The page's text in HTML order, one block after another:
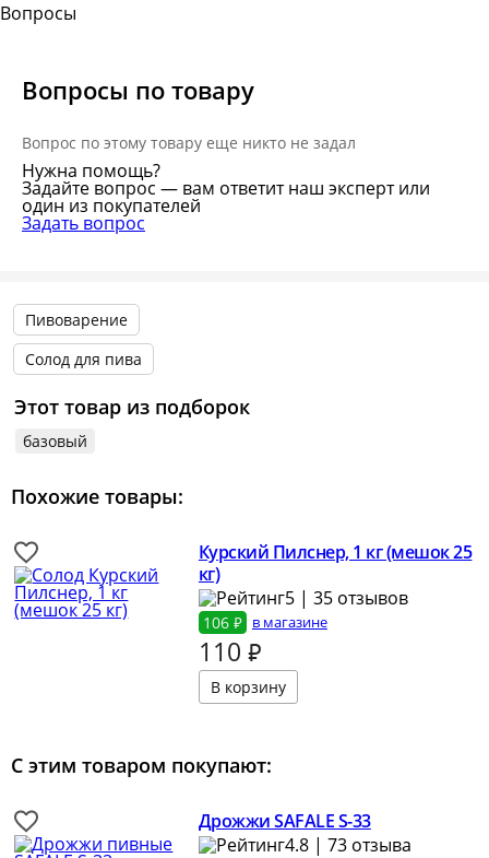
Вопросы
Вопросы по товару
Вопрос по этому товару еще никто не задал
Нужна помощь?
Задайте вопрос — вам ответит наш эксперт или
один из покупателей
Задать вопрос
Пивоварение
Солод для пива
Этот товар из подборок
базовый
Похожие товары:
Курский Пилснер, 1 кг (мешок 25
кг)
5 | 35 отзывов
106 ₽ в магазине
110 ₽
С этим товаром покупают:
Дрожжи SAFALE S-33
4.8 | 73 отзыва